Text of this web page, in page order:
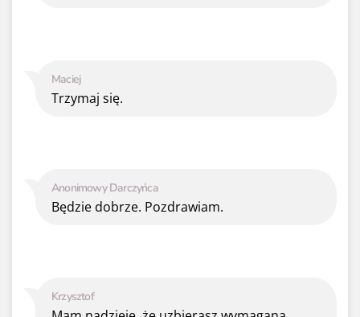
Krzysztof
Anonimowy Darczyńca
Będzie dobrze. Pozdrawiam.
Maciej
Trzymaj się.